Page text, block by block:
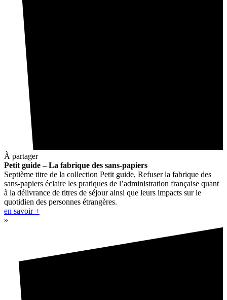
À partager
Petit guide – La fabrique des sans-papiers
Septième titre de la collection Petit guide, Refuser la fabrique des
sans-papiers éclaire les pratiques de l’administration française quant
à la délivrance de titres de séjour ainsi que leurs impacts sur le
quotidien des personnes étrangères.
en savoir +
»